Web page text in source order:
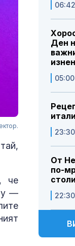
чe
—
Ден
От
по-